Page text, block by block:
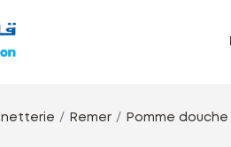
Remer Pomme douche